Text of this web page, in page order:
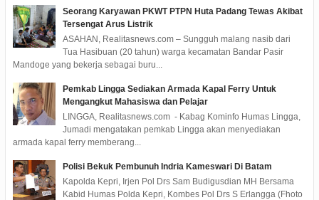
Seorang Karyawan PKWT PTPN Huta Padang Tewas Akibat
Tersengat Arus Listrik
ASAHAN, Realitasnews.com – Sungguh malang nasib dari
Tua Hasibuan (20 tahun) warga kecamatan Bandar Pasir
Mandoge yang bekerja sebagai buru...
Pemkab Lingga Sediakan Armada Kapal Ferry Untuk
Mengangkut Mahasiswa dan Pelajar
LINGGA, Realitasnews.com - Kabag Kominfo Humas Lingga,
Jumadi mengatakan pemkab Lingga akan menyediakan
armada kapal ferry memberang...
Polisi Bekuk Pembunuh Indria Kameswari Di Batam
Kapolda Kepri, Irjen Pol Drs Sam Budigusdian MH Bersama
Kabid Humas Polda Kepri, Kombes Pol Drs S Erlangga (Fhoto